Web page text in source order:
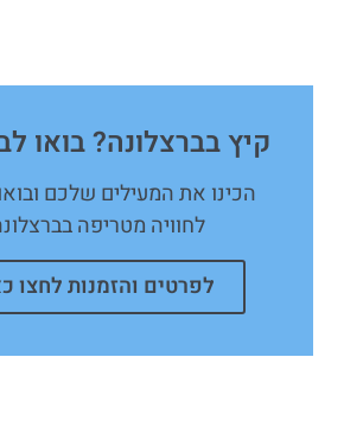
קיץ בברצלונה? בואו
הכינו את המעילים שלכם
לחוויה מטריפה
לפרטים והזמנות לחצו